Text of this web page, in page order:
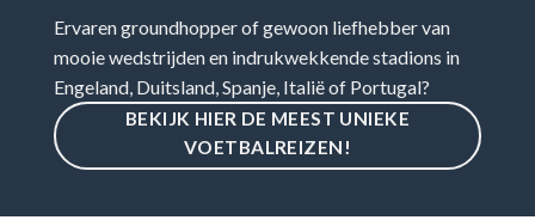
Ervaren groundhopper of gewoon liefhebber van
mooie wedstrijden en indrukwekkende stadions in
Engeland, Duitsland, Spanje, Italië of Portugal?
BEKIJK HIER DE MEEST UNIEKE
VOETBALREIZEN!